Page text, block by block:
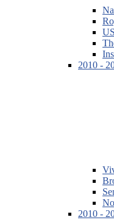
2010 -
2010 -